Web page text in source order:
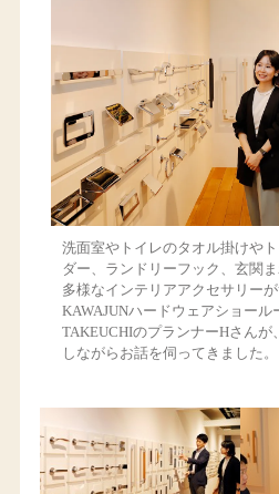
洗面室やトイレのタオル掛けや
ダー、ランドリーフック、玄関
多様なインテリアアクセサリーが
KAWAJUNハードウェアショー
TAKEUCHIのプランナーHさん
しながらお話を伺ってきました。